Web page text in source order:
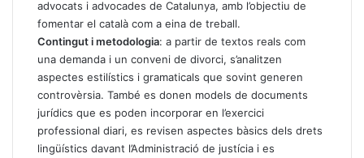
advocats i advocades de Catalunya, amb l’objectiu de
fomentar el català com a eina de treball.
Contingut i metodologia: a partir de textos reals com
una demanda i un conveni de divorci, s’analitzen
aspectes estilístics i gramaticals que sovint generen
controvèrsia. També es donen models de documents
jurídics que es poden incorporar en l’exercici
professional diari, es revisen aspectes bàsics dels drets
lingüístics davant l’Administració de justícia i es